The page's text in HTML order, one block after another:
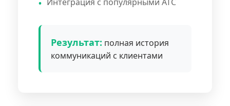
Результат: полная история
коммуникаций с клиентами